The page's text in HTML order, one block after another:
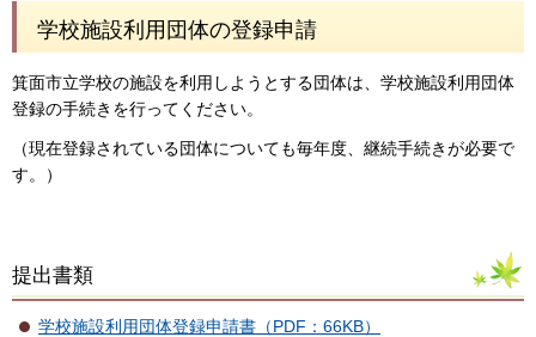
学校施設利用団体の登録申請
箕面市立学校の施設を利用しようとする団体は、学校施設利用団体
登録の手続きを行ってください。
（現在登録されている団体についても毎年度、継続手続きが必要で
す。）
提出書類
学校施設利用団体登録申請書（PDF：66KB）